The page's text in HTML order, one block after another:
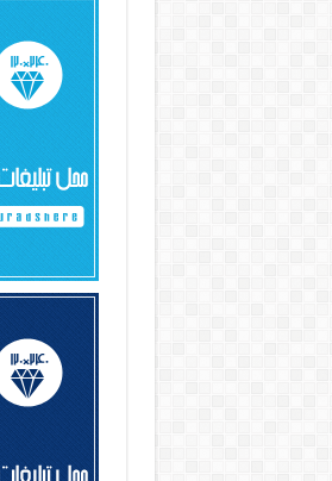
Advertisement